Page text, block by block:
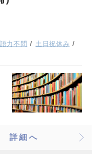
力不問
土日祝休み
詳細へ